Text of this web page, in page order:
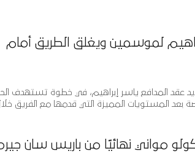
لموسمين ويغلق الطريق أمام
عقد المدافع ياسر إبراهيم، في خطوة تستهدف
بعد المستويات المميزة التي قدمها مع الفريق
مواني نهائيًا من باريس سان